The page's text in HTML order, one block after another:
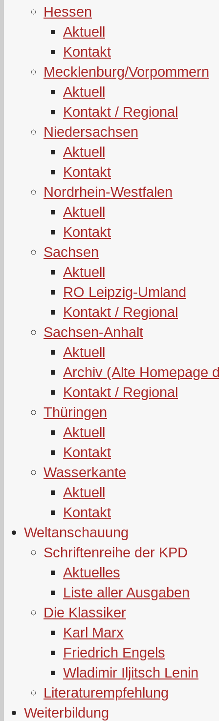
Hessen
Aktuell
Kontakt
Mecklenburg/Vorpommern
Aktuell
Kontakt / Regional
Niedersachsen
Aktuell
Kontakt
Nordrhein-Westfalen
Aktuell
Kontakt
Sachsen
Aktuell
RO Leipzig-Umland
Kontakt / Regional
Sachsen-Anhalt
Aktuell
Archiv (Alte Homepage
Kontakt / Regional
Thüringen
Aktuell
Kontakt
Wasserkante
Aktuell
Kontakt
Weltanschauung
Schriftenreihe der KPD
Aktuelles
Liste aller Ausgaben
Die Klassiker
Karl Marx
Friedrich Engels
Wladimir Iljitsch Lenin
Literaturempfehlung
Weiterbildung